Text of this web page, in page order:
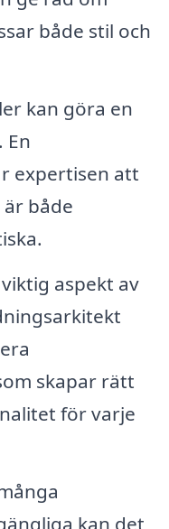
både stil och
kan göra en
En
expertisen att
både
aspekt av
skapar rätt
för varje
kan det